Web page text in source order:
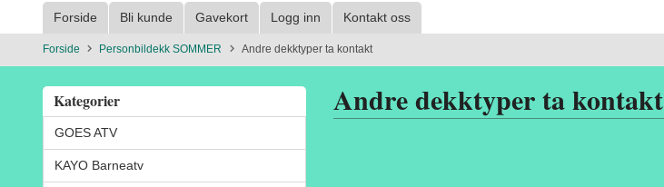
Forside Bli kunde Gavekort Logg inn Kontakt oss
Forside Personbildekk SOMMER Andre dekktyper ta kontakt
Kategorier
GOES ATV
KAYO Barneatv
Andre dekktyper ta kontakt